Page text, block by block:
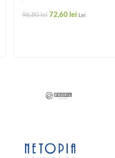
96,80lei 72,60 lei Lei